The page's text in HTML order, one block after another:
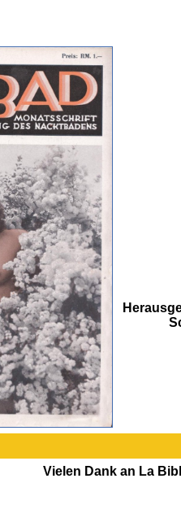
Vielen Dank an La